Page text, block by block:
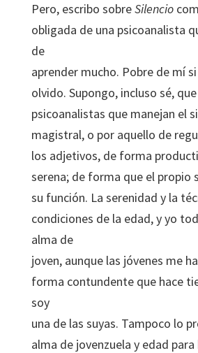
Pero, escribo sobreSilencio
obligada de una psicoanalista
de
aprender mucho. Pobre de mí
olvido. Supongo, incluso sé,
psicoanalistas que manejan el
magistral, o por aquello de
los adjetivos, de forma
serena; de forma que el propio
su función. La serenidad y la
condiciones de la edad, y yo
alma de
joven, aunque las jóvenes me
forma contundente que hace
soy
una de las suyas. Tampoco lo
alma de jovenzuela y edad para